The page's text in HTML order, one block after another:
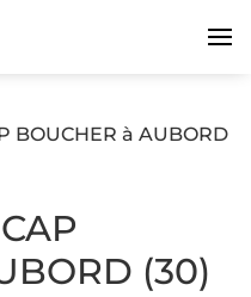
BOUCHER à AUBORD
(30)